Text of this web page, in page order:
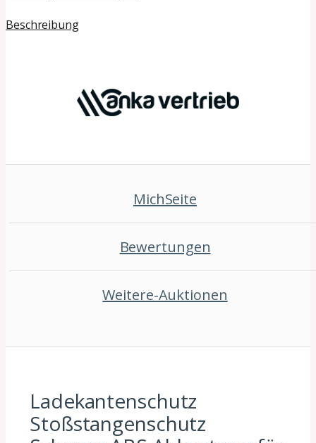
Beschreibung
MichSeite
Bewertungen
Weitere-Auktionen
Ladekantenschutz
Stoßstangenschutz